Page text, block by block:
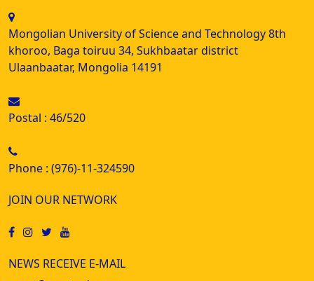
Mongolian University of Science and Technology 8th
khoroo, Baga toiruu 34, Sukhbaatar district
Ulaanbaatar, Mongolia 14191
Postal : 46/520
Phone : (976)-11-324590
JOIN OUR NETWORK
NEWS RECEIVE E-MAIL